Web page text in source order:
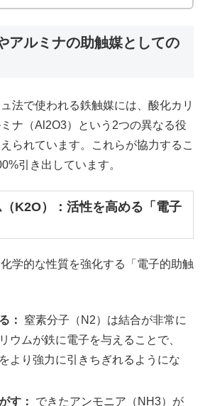
アルミナの助触媒としての
法で使われる鉄触媒には、酸化カリ
ナ（Al2O3）という2つの異なる役
られています。これらが協力するこ
引き出しています。
K2O）：活性を高める「電子
学的な性質を強化する「電子的助触
：
窒素分子（N2）は結合が非常に
ウムが鉄に電子を与えることで、
より強力に引きちぎれるようにな
す：
できたアンモニア（NH3）が